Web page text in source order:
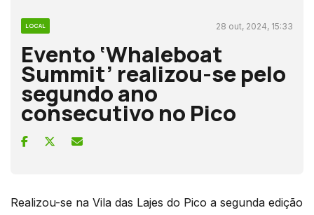
LOCAL 28 out, 2024, 15:33
Evento ‘Whaleboat
Summit’ realizou-se pelo
segundo ano
consecutivo no Pico
Realizou-se na Vila das Lajes do Pico a segunda edição